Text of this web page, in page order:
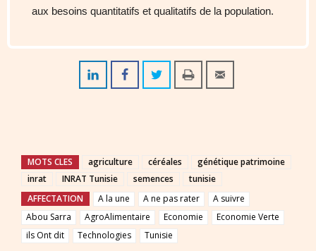
aux besoins quantitatifs et qualitatifs de la population.
MOTS CLES agriculture céréales
génétique patrimoine
inrat
INRAT Tunisie semences
tunisie
AFFECTATION
A la une A ne pas rater
A suivre
Abou Sarra
AgroAlimentaire Economie
Economie Verte
ils Ont dit
Technologies Tunisie